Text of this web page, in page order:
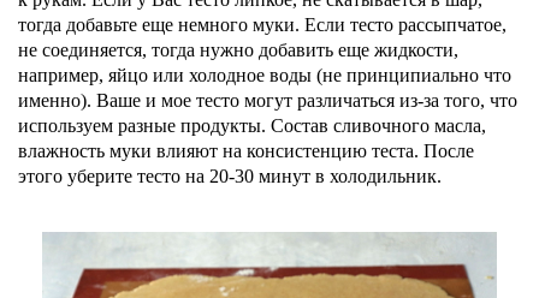
тогда добавьте еще немного муки. Если тесто рассыпчатое,
не соединяется, тогда нужно добавить еще жидкости,
например, яйцо или холодное воды (не принципиально что
именно). Ваше и мое тесто могут различаться из-за того, что
используем разные продукты. Состав сливочного масла,
влажность муки влияют на консистенцию теста. После
этого уберите тесто на 20-30 минут в холодильник.